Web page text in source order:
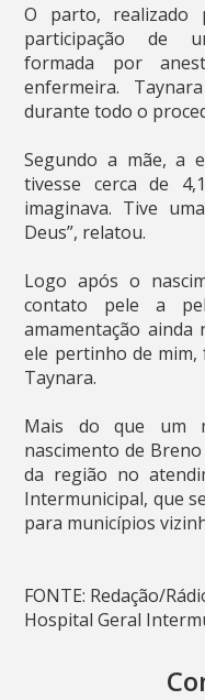
O parto, realizado
participação de
formada por
enfermeira.
durante todo o
Segundo a mãe, a
tivesse cerca de
imaginava. Tive
Deus”, relatou.
Logo após o
contato pele a
amamentação ainda
ele pertinho de mim,
Taynara.
Mais do que um
nascimento de
da região no
Intermunicipal, que
para municípios
FONTE: Redação/
Hospital Geral